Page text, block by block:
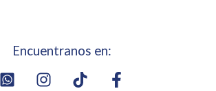
Encuentranos en: